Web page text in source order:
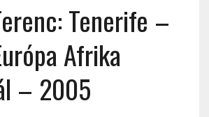
Tenerife –
Afrika
– 2005